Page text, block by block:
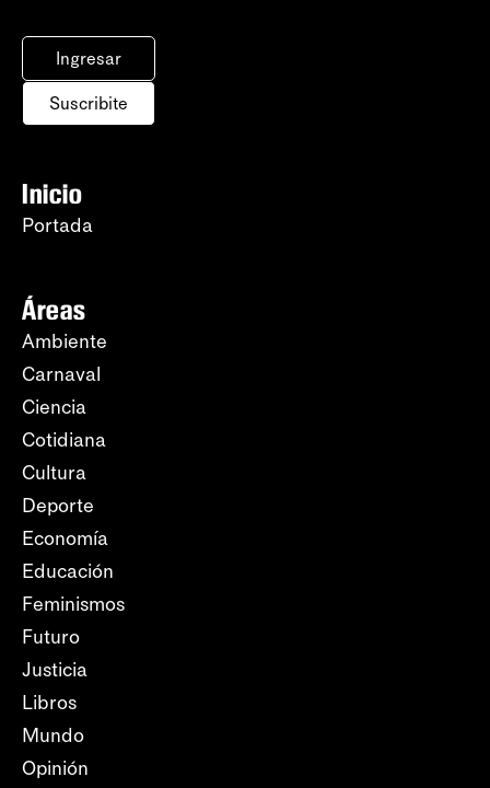
Ingresar
Suscribite
Inicio
Portada
Áreas
Ambiente
Carnaval
Ciencia
Cotidiana
Cultura
Deporte
Economía
Educación
Feminismos
Futuro
Justicia
Libros
Mundo
Opinión